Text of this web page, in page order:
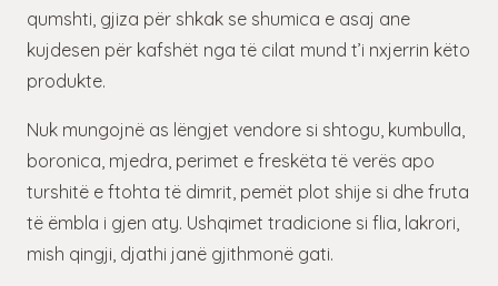
qumshti, gjiza për shkak se shumica e asaj ane
kujdesen për kafshët nga të cilat mund t’i nxjerrin këto
produkte.
Nuk mungojnë as lëngjet vendore si shtogu, kumbulla,
boronica, mjedra, perimet e freskëta të verës apo
turshitë e ftohta të dimrit, pemët plot shije si dhe fruta
të ëmbla i gjen aty. Ushqimet tradicione si flia, lakrori,
mish qingji, djathi janë gjithmonë gati.